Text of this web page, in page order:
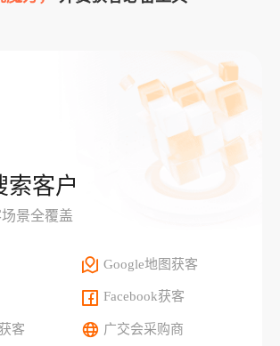
索客户
景全覆盖
Google地图获客
Facebook获客
客 广交会采购商